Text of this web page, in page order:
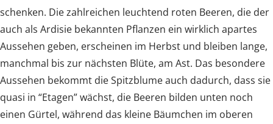
schenken. Die zahlreichen leuchtend roten Beeren, die der
auch als Ardisie bekannten Pflanzen ein wirklich apartes
Aussehen geben, erscheinen im Herbst und bleiben lange,
manchmal bis zur nächsten Blüte, am Ast. Das besondere
Aussehen bekommt die Spitzblume auch dadurch, dass sie
quasi in “Etagen” wächst, die Beeren bilden unten noch
einen Gürtel, während das kleine Bäumchen im oberen